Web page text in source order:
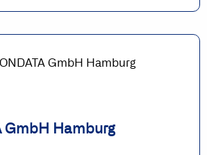
GmbH Hamburg